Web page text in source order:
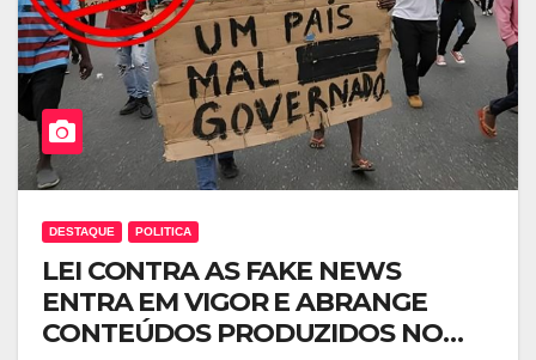
DESTAQUE POLITICA
LEI CONTRA AS FAKE NEWS
ENTRA EM VIGOR E ABRANGE
CONTEÚDOS PRODUZIDOS NO